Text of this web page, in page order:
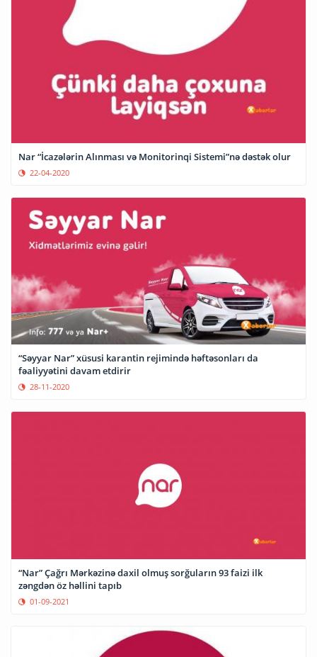
Nar “İcazələrin Alınması və Monitorinqi Sistemi”nə dəstək olur
22-04-2020
“Səyyar Nar” xüsusi karantin rejimində həftəsonları da
fəaliyyətini davam etdirir
28-11-2020
“Nar” Çağrı Mərkəzinə daxil olmuş sorğuların 93 faizi ilk
zəngdən öz həllini tapıb
01-09-2021